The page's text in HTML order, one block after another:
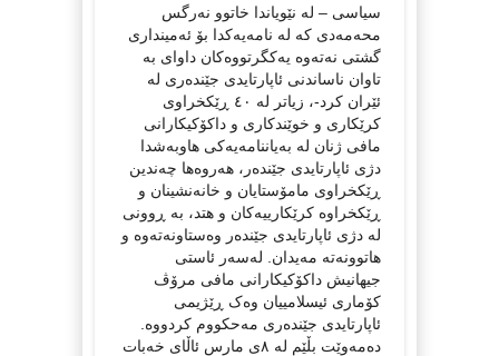
سیاسی – لە نێویاندا خاتوو نەرگس
محەمەدی کە لە نامەیەکدا بۆ ئەمینداری
گشتی نەتەوە یەکگرتووەکان داوای بە
تاوان ناساندنی ئاپارتایدی جێندەری لە
ئێران کرد-، زیاتر لە ٤٠ ڕێکخراوی
کرێکاری و خوێندکاری و داکۆکیکارانی
مافی ژنان لە بەیاننامەیەکی هاوبەشدا
دژی ئاپارتایدی جێندەر، هەروەها چەندین
ڕێکخراوی مامۆستایان و خانەنشینان و
ڕێکخراوە کرێکارییەکان و هتد، بە ڕوونی
لە دژی ئاپارتایدی جێندەر وەستاونەتەوە و
هاتوونەتە مەیدان. لەسەر ئاستی
جیهانیش داکۆکیکارانی مافی مرۆڤ
کۆماری ئیسلامییان وەک ڕێژیمی
ئاپارتایدی جێندەری مەحکووم کردووە.
دەمەوێت بڵێم لە ٨ی مارس ئاڵای خەبات